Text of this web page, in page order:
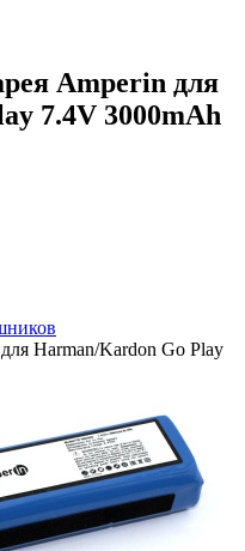
Amperin для
7.4V 3000mAh
Harman/Kardon Go Play